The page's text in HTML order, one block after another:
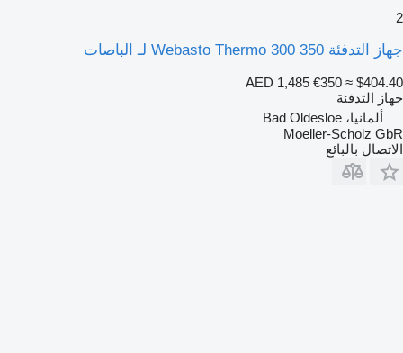
2
جهاز التدفئة Webasto Thermo 300 350 لـ الباصات
AED 1,485 €350 ≈ $404.40
جهاز التدفئة
ألمانيا، Bad Oldesloe
Moeller-Scholz GbR
الاتصال بالبائع